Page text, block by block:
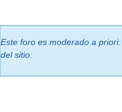
Este foro es moderado a
del sitio.